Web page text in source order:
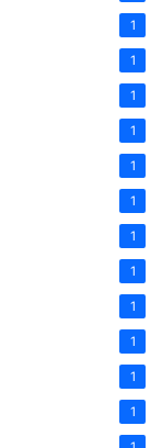
1
1
1
1
1
1
1
1
1
1
1
1